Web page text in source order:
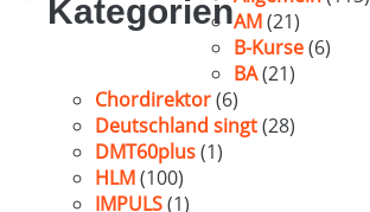
KategorienAM(21)
B-Kurse(6)
BA(21)
Chordirektor(6)
Deutschland singt(28)
DMT60plus(1)
HLM(100)
IMPULS(1)